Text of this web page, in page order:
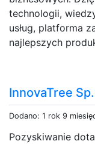
technologii,
usług, platforma
najlepszych
InnovaTree
Dodano: 1 rok 9
Pozyskiwanie